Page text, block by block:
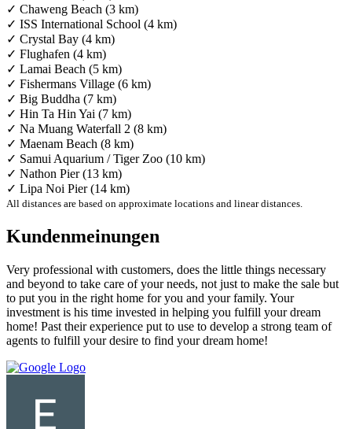
✓ Chaweng Beach (3 km)
✓ ISS International School (4 km)
✓ Crystal Bay (4 km)
✓ Flughafen (4 km)
✓ Lamai Beach (5 km)
✓ Fishermans Village (6 km)
✓ Big Buddha (7 km)
✓ Hin Ta Hin Yai (7 km)
✓ Na Muang Waterfall 2 (8 km)
✓ Maenam Beach (8 km)
✓ Samui Aquarium / Tiger Zoo (10 km)
✓ Nathon Pier (13 km)
✓ Lipa Noi Pier (14 km)
All distances are based on approximate locations and linear distances.
Kundenmeinungen
Very professional with customers, does the little things necessary
and beyond to take care of your needs, not just to make the sale but
to put you in the right home for you and your family. Your
investment is his time invested in helping you fulfill your dream
home! Past their experience put to use to develop a strong team of
agents to fulfill your desire to find your dream home!